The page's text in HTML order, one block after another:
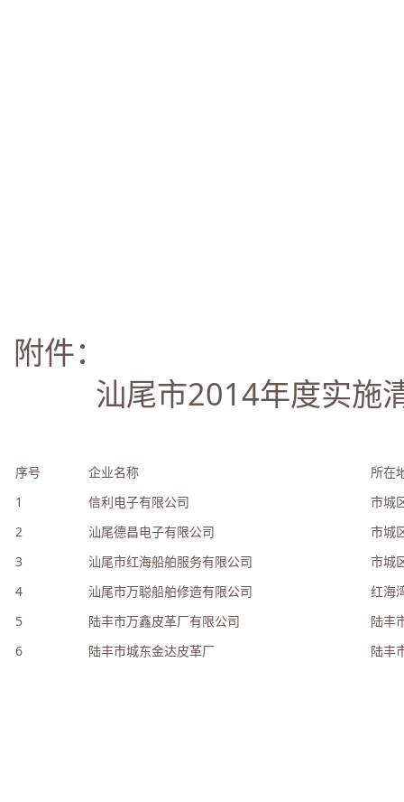
附件：
汕尾市2014年度实施
序号 企业名称
所在
1
信利电子有限公司
市城
2
汕尾德昌电子有限公司
市城
3
汕尾市红海船舶服务有限公司
市城
4
汕尾市万聪船舶修造有限公司
红海
5
陆丰市万鑫皮革厂有限公司
陆丰
6
陆丰市城东金达皮革厂 陆丰